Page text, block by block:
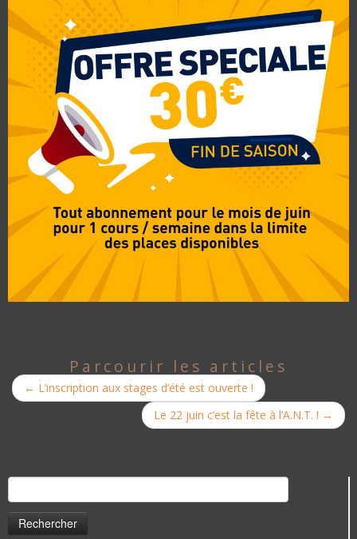
Parcourir les articles
← L’inscription aux stages d’été est ouverte !
Le 22 juin c’est la fête à l’A.N.T. ! →
Rechercher :